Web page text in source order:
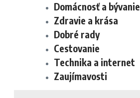
Domácnosť a bývanie
Zdravie a krása
Dobré rady
Cestovanie
Technika a internet
Zaujímavosti